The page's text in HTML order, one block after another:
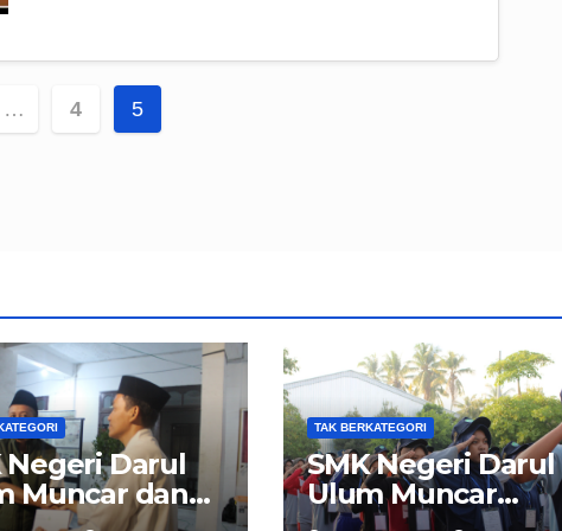
… 4 5
Negeri Darul
Muncar dan
Pondok
TAK BERKATEGORI
SMK Negeri Darul
Ulum Muncar
Sukses Gelar MPLS